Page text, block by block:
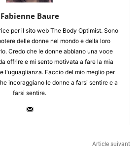
Fabienne Baure
per il sito web The Body Optimist. Sono
delle donne nel mondo e della loro
Credo che le donne abbiano una voce
offrire e mi sento motivata a fare la mia
l'uguaglianza. Faccio del mio meglio per
incoraggiano le donne a farsi sentire e a
farsi sentire.
Article suivant